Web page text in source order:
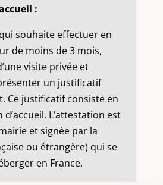
:
souhaite effectuer en
de moins de 3 mois,
visite privée et
un justificatif
Ce justificatif consiste en
L’attestation est
et signée par la
ou étrangère) qui se
en France.